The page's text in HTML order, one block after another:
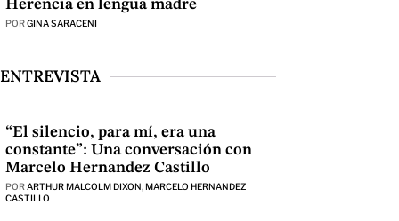
Herencia en lengua madre
PORGINA SARACENI
ENTREVISTA
“El silencio, para mí, era una
constante”: Una conversación con
Marcelo Hernandez Castillo
PORARTHUR MALCOLM DIXON, MARCELO HERNANDEZ
CASTILLO